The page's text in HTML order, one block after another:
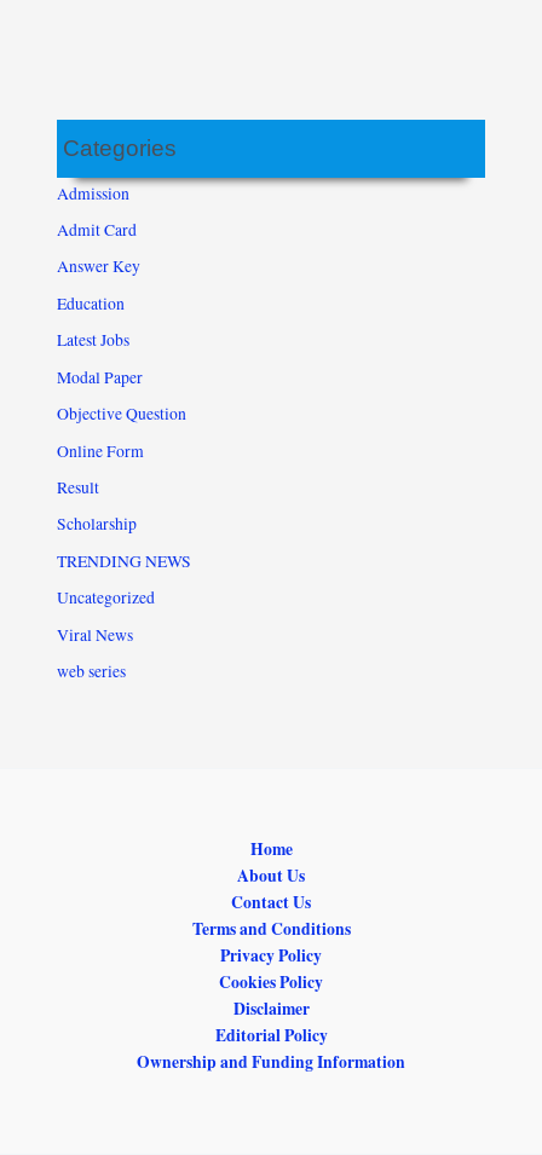
Categories
Admission
Admit Card
Answer Key
Education
Latest Jobs
Modal Paper
Objective Question
Online Form
Result
Scholarship
TRENDING NEWS
Uncategorized
Viral News
web series
Home
About Us
Contact Us
Terms and Conditions
Privacy Policy
Cookies Policy
Disclaimer
Editorial Policy
Ownership and Funding Information